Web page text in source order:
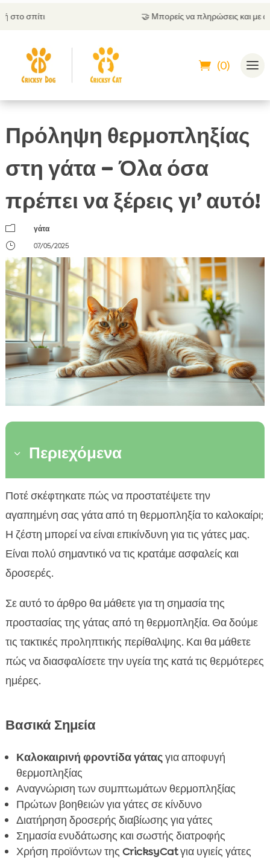
Μπορείς να πληρώσεις και με αντικαταβολή
(0)
Πρόληψη θερμοπληξίας
στη γάτα – Όλα όσα
πρέπει να ξέρεις γι’ αυτό!
m
γάτα
}
07/05/2025
3 Περιεχόμενα
 Τι είναι η θερμοπληξία στη γάτα
 Ποιες γάτες είναι πιο ευάλωτες στη
θερμοπληξία
Πρόληψη θερμοπληξίας στη γάτα
Πώς να αναγνωρίσουμε τα συμπτώματα της
θερμοπληξίας
 Πρώτων βοηθειών για γάτες με θερμοπληξία
 Κρατάμε τη γάτα μας δροσερή το καλοκαίρι
 Κατάλληλη διατροφή για γάτες στην
καλοκαιρινή περίοδο
 Επιλογή κατάλληλης διατροφής για γάτες με
 Πώς να αλλάξουμε συνήθειες διατροφής το
καλοκαίρι
Καθημερινές πρακτικές για τη διατήρηση της
υγείας της γάτας
Επιλογή κατάλληλων χώρων για τη γάτα το
καλοκαίρι
Ποτέ σκέφτηκατε πώς να προστατέψετε την
αγαπημένη σας γάτα από τη θερμοπληξία το καλοκαίρι;
Η ζέστη μπορεί να είναι επικίνδυνη για τις γάτες μας.
Είναι πολύ σημαντικό να τις κρατάμε ασφαλείς και
δροσερές.
Σε αυτό το άρθρο θα μάθετε για τη σημασία της
προστασίας της γάτας από τη θερμοπληξία. Θα δούμε
τις τακτικές προληπτικής περίθαλψης. Και θα μάθετε
πώς να διασφαλίσετε την υγεία της κατά τις θερμότερες
ημέρες.
Βασικά Σημεία
Καλοκαιρινή φροντίδα γάταςγια αποφυγή
θερμοπληξίας
Αναγνώριση των συμπτωμάτων θερμοπληξίας
Πρώτων βοηθειών για γάτες σε κίνδυνο
Διατήρηση δροσερής διαβίωσης για γάτες
Σημασία ενυδάτωσης και σωστής διατροφής
Χρήση προϊόντων της CricksyCatγια υγιείς γάτες